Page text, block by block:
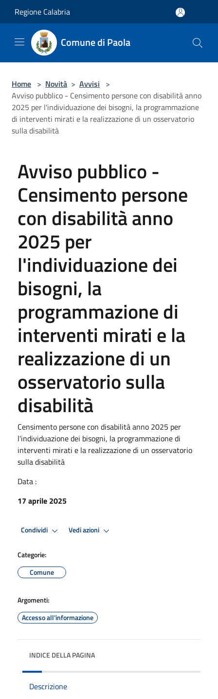
Regione Calabria
Comune di Paola
Home > Novità > Avvisi >
Avviso pubblico - Censimento persone con disabilità anno
2025 per l'individuazione dei bisogni, la programmazione
di interventi mirati e la realizzazione di un osservatorio
sulla disabilità
Avviso pubblico -
Censimento persone
con disabilità anno
2025 per
l'individuazione dei
bisogni, la
programmazione di
interventi mirati e la
realizzazione di un
osservatorio sulla
disabilità
Censimento persone con disabilità anno 2025 per
l'individuazione dei bisogni, la programmazione di
interventi mirati e la realizzazione di un osservatorio
sulla disabilità
Data :
17 aprile 2025
Condividi Vedi azioni
Categorie:
Comune
Argomenti:
Accesso all'informazione
INDICE DELLA PAGINA
Descrizione